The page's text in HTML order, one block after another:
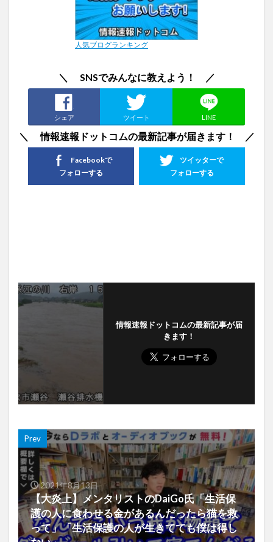
人気ブログランキング
＼ SNSでみんなに教えよう！ ／
シェア ツイート LINE
＼ 情報速報ドットコムの最新記事が届きます！ ／
ツイッターで
フォローする
Facebookで
フォローする
情報速報ドットコムの最新記事が届
きます！
Prev
2021年8月13日
【大炎上】メンタリストのDaiGo氏「生活保
護の人に食わせる金があるんだったら猫を救
って」「生活保護の人が生きてても僕は得し